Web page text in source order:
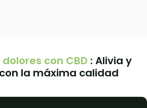
con CBD : Alivia y
la máxima calidad